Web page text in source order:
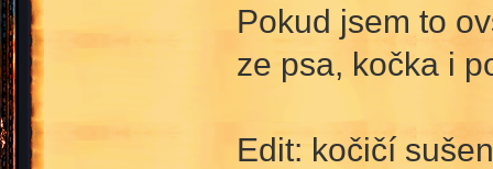
Pokud jsem to
ze psa, kočka i
Edit: kočičí